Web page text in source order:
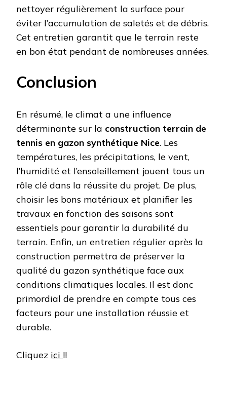
nettoyer régulièrement la surface pour
éviter l’accumulation de saletés et de débris.
Cet entretien garantit que le terrain reste
en bon état pendant de nombreuses années.
Conclusion
En résumé, le climat a une influence
déterminante sur la construction terrain de
tennis en gazon synthétique Nice. Les
températures, les précipitations, le vent,
l’humidité et l’ensoleillement jouent tous un
rôle clé dans la réussite du projet. De plus,
choisir les bons matériaux et planifier les
travaux en fonction des saisons sont
essentiels pour garantir la durabilité du
terrain. Enfin, un entretien régulier après la
construction permettra de préserver la
qualité du gazon synthétique face aux
conditions climatiques locales. Il est donc
primordial de prendre en compte tous ces
facteurs pour une installation réussie et
durable.
Cliquez ici !!